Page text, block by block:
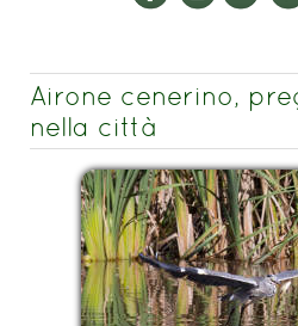
Airone cenerino,
nella città